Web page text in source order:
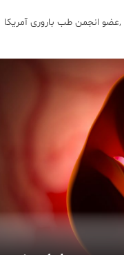
عضو انجمن طب باروری آمریکا